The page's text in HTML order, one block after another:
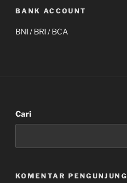
BANK ACCOUNT
BNI / BRI / BCA
Cari
KOMENTAR PENGUNJUNG